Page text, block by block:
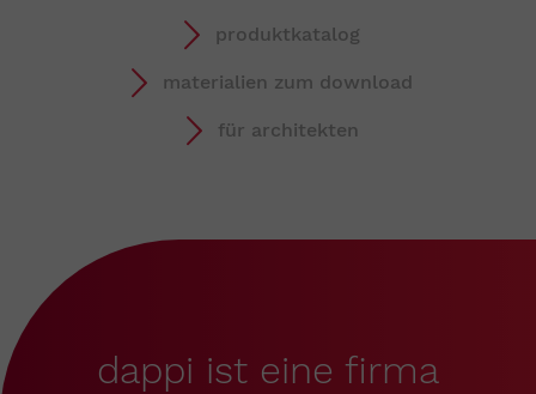
produktkatalog
materialien zum download
für architekten
dappi ist eine firma